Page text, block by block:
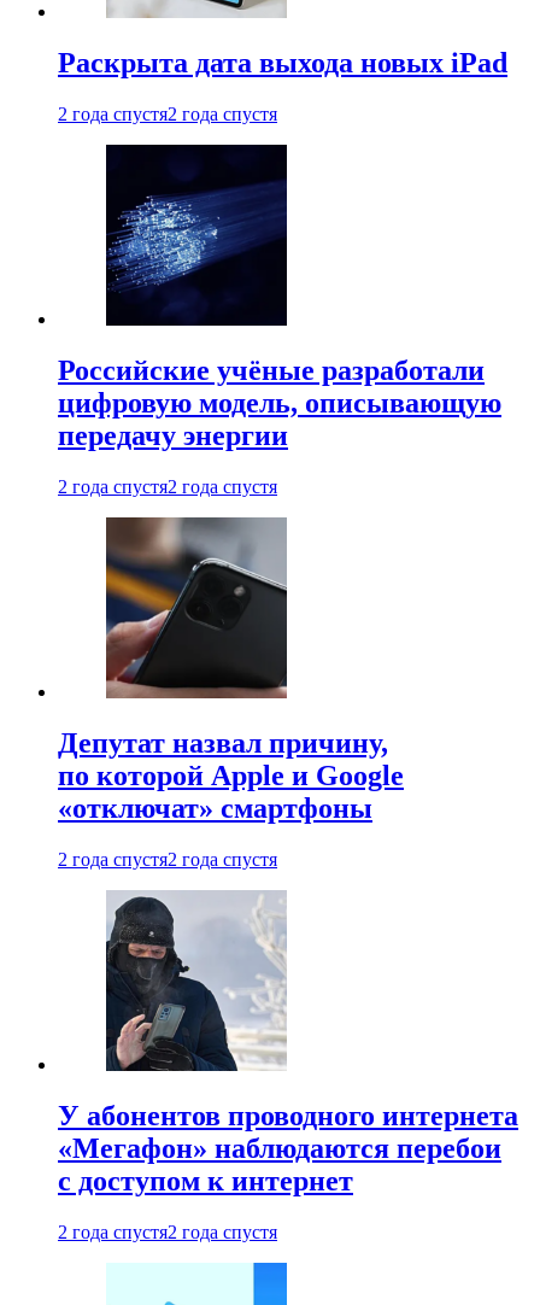
Раскрыта дата выхода новых iPad
2 года спустя2 года спустя
Российские учёные разработали
цифровую модель, описывающую
передачу энергии
2 года спустя2 года спустя
Депутат назвал причину,
по которой Apple и Google
«отключат» смартфоны
2 года спустя2 года спустя
У абонентов проводного интернета
«Мегафон» наблюдаются перебои
с доступом к интернет
2 года спустя2 года спустя